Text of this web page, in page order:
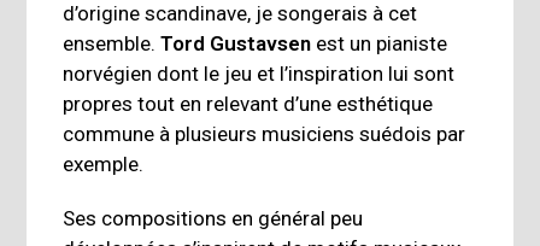
d’origine scandinave, je songerais à cet
ensemble.Tord Gustavsen est un pianiste
norvégien dont le jeu et l’inspiration lui sont
propres tout en relevant d’une esthétique
commune à plusieurs musiciens suédois par
exemple.
Ses compositions en général peu